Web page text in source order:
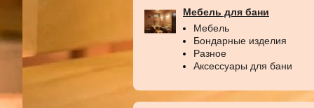
Мебель для бани
Мебель
Бондарные изделия
Разное
Аксессуары для бани